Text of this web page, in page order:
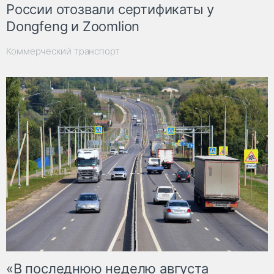
России отозвали сертификаты у
Dongfeng и Zoomlion
Коммерческий транспорт
«В последнюю неделю августа